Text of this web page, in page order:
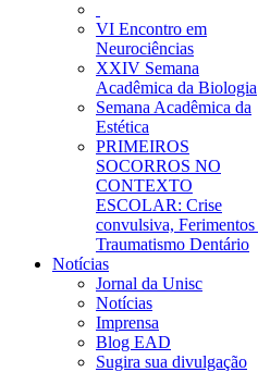
VI Encontro em
Neurociências
XXIV Semana
Acadêmica da Biologia
Semana Acadêmica da
Estética
PRIMEIROS
SOCORROS NO
CONTEXTO
ESCOLAR: Crise
convulsiva, Ferimentos
Traumatismo Dentário
Notícias
Jornal da Unisc
Notícias
Imprensa
Blog EAD
Sugira sua divulgação